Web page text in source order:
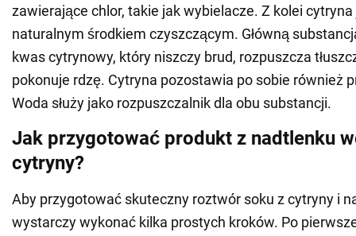
zawierające chlor, takie jak wybielacze. Z kolei
naturalnym środkiem czyszczącym. Główną
kwas cytrynowy, który niszczy brud, rozpuszcza
pokonuje rdzę. Cytryna pozostawia po sobie również
Woda służy jako rozpuszczalnik dla obu substancji.
Jak przygotować produkt z nadtlenku
cytryny?
Aby przygotować skuteczny roztwór soku z cytryny i
wystarczy wykonać kilka prostych kroków. Po